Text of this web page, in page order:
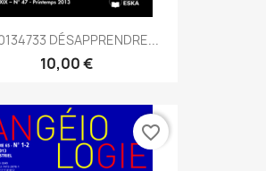
DÉSAPPRENDRE...
10,00 €
favorite_border